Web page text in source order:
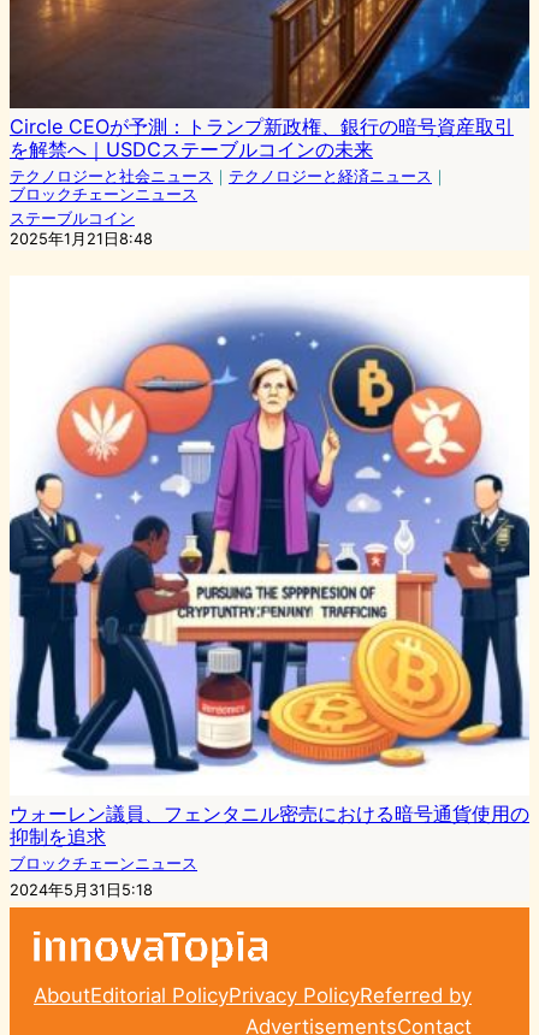
Circle CEOが予測：トランプ新政権、銀行の暗号資産取引
を解禁へ｜USDCステーブルコインの未来
テクノロジーと社会ニュース ｜ テクノロジーと経済ニュース ｜
ブロックチェーンニュース
ステーブルコイン
2025年1月21日8:48
ウォーレン議員、フェンタニル密売における暗号通貨使用の
抑制を追求
ブロックチェーンニュース
2024年5月31日5:18
AboutEditorial PolicyPrivacy PolicyReferred by
AdvertisementsContact